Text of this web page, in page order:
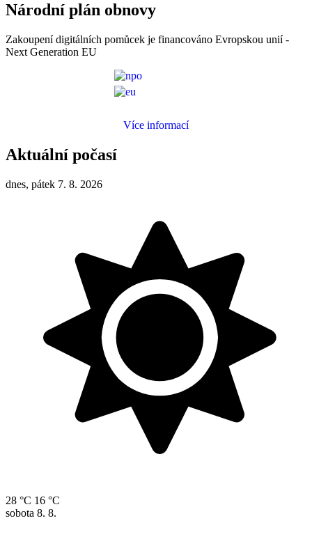
Národní plán obnovy
Zakoupení digitálních pomůcek je financováno Evropskou unií -
Next Generation EU
Více informací
Aktuální počasí
dnes, pátek 7. 8. 2026
28 °C 16 °C
sobota 8. 8.